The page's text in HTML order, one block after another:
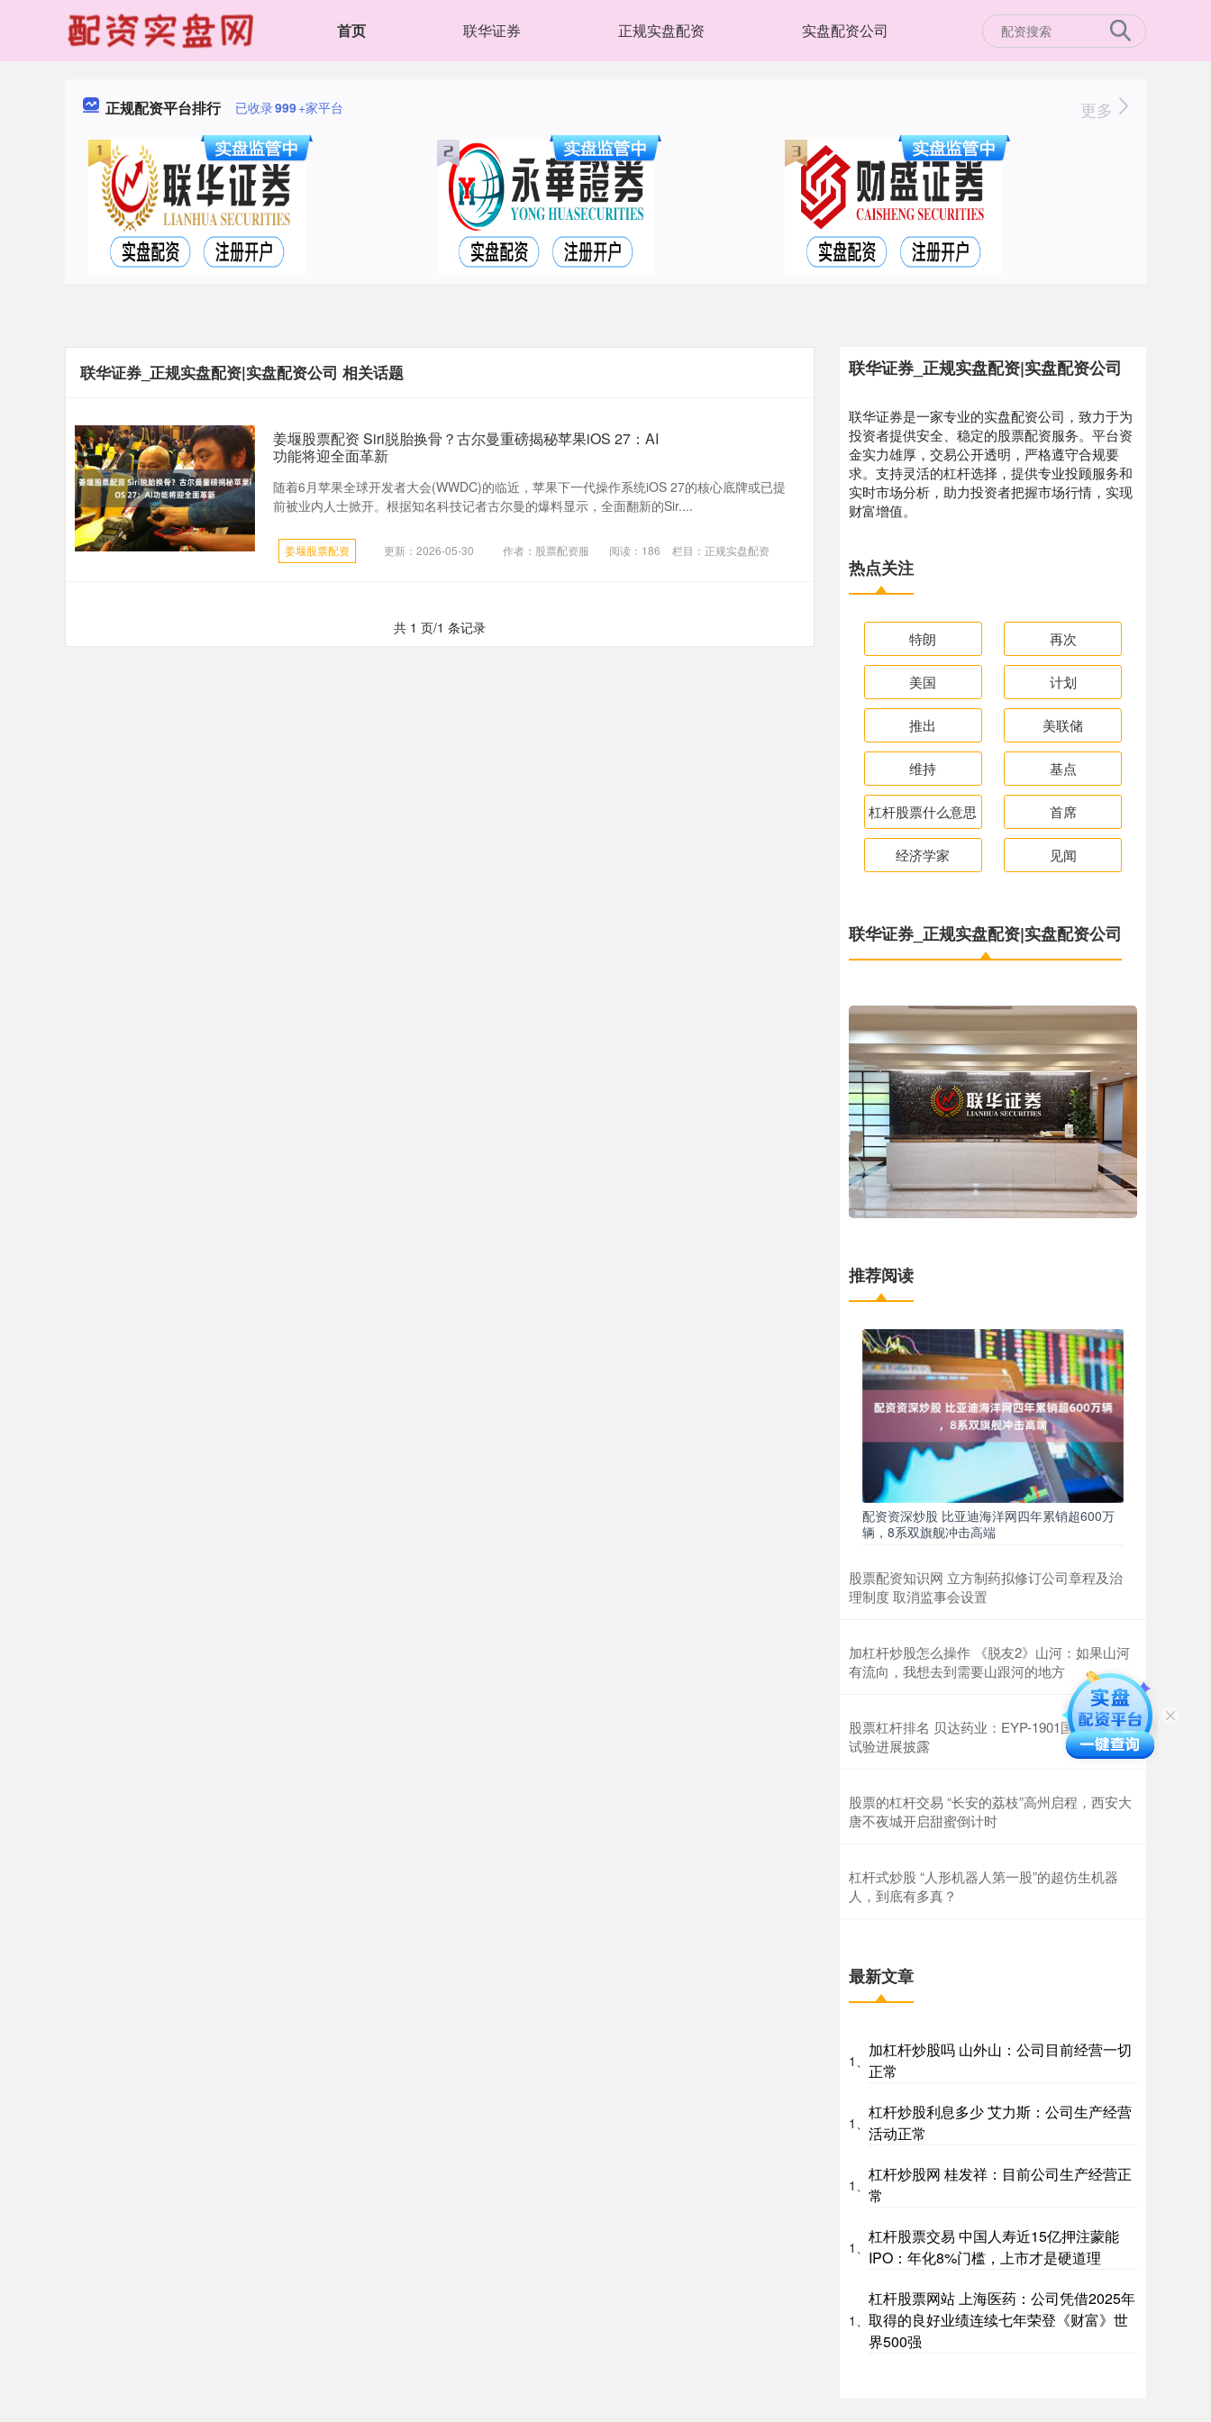
首页 联华证券 正规实盘配资 实盘配资公司
正规配资平台排行 已收录999+家平台 更多
联华证券_正规实盘配资|实盘配资公司 相关话题
姜堰股票配资 Siri脱胎换骨？古尔曼重磅揭秘苹果iOS 27：AI
功能将迎全面革新
随着6月苹果全球开发者大会(WWDC)的临近，苹果下一代操作系统iOS 27的核心底牌或已提
前被业内人士掀开。根据知名科技记者古尔曼的爆料显示，全面翻新的Sir....
姜堰股票配资 更新：2026-05-30 作者：股票配资服 阅读： 186 栏目： 正规实盘配资
共 1 页/1 条记录
联华证券_正规实盘配资|实盘配资公司
联华证券是一家专业的实盘配资公司，致力于为
投资者提供安全、稳定的股票配资服务。平台资
金实力雄厚，交易公开透明，严格遵守合规要
求。支持灵活的杠杆选择，提供专业投顾服务和
实时市场分析，助力投资者把握市场行情，实现
财富增值。
热点关注
特朗 再次
美国 计划
推出 美联储
维持 基点
杠杆股票什么意思 首席
经济学家 见闻
联华证券_正规实盘配资|实盘配资公司
推荐阅读
配资资深炒股 比亚迪海洋网四年累销超600万
辆，8系双旗舰冲击高端
股票配资知识网 立方制药拟修订公司章程及治
理制度 取消监事会设置
加杠杆炒股怎么操作 《脱友2》山河：如果山河
有流向，我想去到需要山跟河的地方
股票杠杆排名 贝达药业：EYP-1901国内I期临床
试验进展披露
股票的杠杆交易 “长安的荔枝”高州启程，西安大
唐不夜城开启甜蜜倒计时
杠杆式炒股 “人形机器人第一股”的超仿生机器
人，到底有多真？
最新文章
1、
加杠杆炒股吗 山外山：公司目前经营一切
正常
1、
杠杆炒股利息多少 艾力斯：公司生产经营
活动正常
1、
杠杆炒股网 桂发祥：目前公司生产经营正
常
1、
杠杆股票交易 中国人寿近15亿押注蒙能
IPO：年化8%门槛，上市才是硬道理
1、
杠杆股票网站 上海医药：公司凭借2025年
取得的良好业绩连续七年荣登《财富》世
界500强